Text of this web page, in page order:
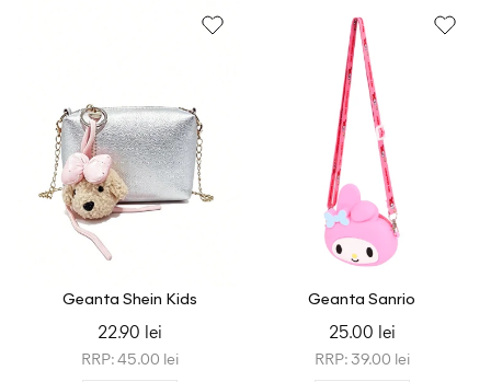
Cele mai noi produse
Cel mai mic pret
Cel mai mare pret
Cea mai mare reducere
Geanta Shein Kids
22.90 lei
RRP: 45.00 lei
Geanta Sanrio
25.00 lei
RRP: 39.00 lei